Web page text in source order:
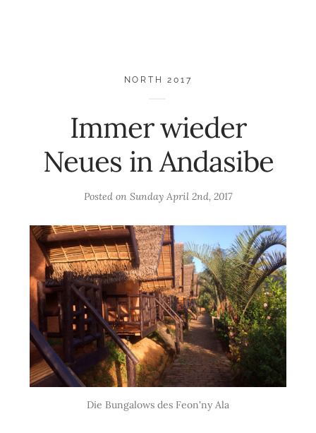
NORTH 2017
Immer wieder
Neues in Andasibe
Posted on Sunday April 2nd, 2017
Die Bungalows des Feon'ny Ala